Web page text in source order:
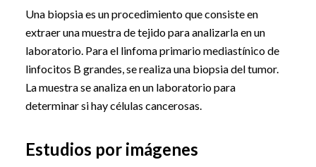
Una biopsia es un procedimiento que consiste en
extraer una muestra de tejido para analizarla en un
laboratorio. Para el linfoma primario mediastínico de
linfocitos B grandes, se realiza una biopsia del tumor.
La muestra se analiza en un laboratorio para
determinar si hay células cancerosas.
Estudios por imágenes